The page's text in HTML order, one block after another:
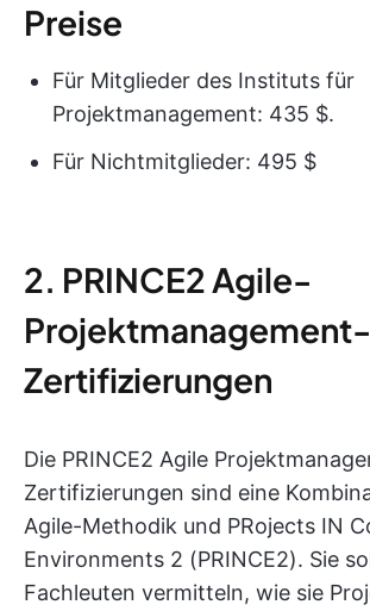
Preise
Für Mitglieder des Instituts für
Projektmanagement: 435 $.
Für Nichtmitglieder: 495 $
2. PRINCE2 Agile-
Projektmanagement-
Zertifizierungen
Die PRINCE2 Agile
Zertifizierungen sind eine
Agile-Methodik und PRojects IN
Environments 2 (PRINCE2). Sie
Fachleuten vermitteln, wie sie